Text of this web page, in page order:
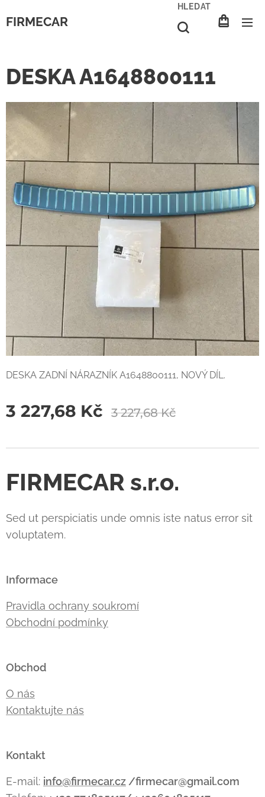
FIRMECAR
HLEDAT
DESKA A1648800111
DESKA ZADNÍ NÁRAZNÍK A1648800111, NOVÝ DÍL.
3 227,68 Kč 3 227,68Kč
FIRMECAR s.r.o.
Sed ut perspiciatis unde omnis iste natus error sit
voluptatem.
Informace
Pravidla ochrany soukromí
Obchodní podmínky
Obchod
O nás
Kontaktujte nás
Kontakt
E-mail: info@firmecar.cz /firmecar@gmail.com